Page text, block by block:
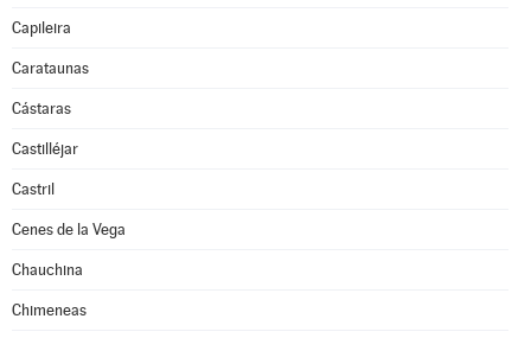
Capileira
Carataunas
Cástaras
Castilléjar
Castril
Cenes de la Vega
Chauchina
Chimeneas